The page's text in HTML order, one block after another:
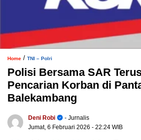
Home / TNI – Polri
Polisi Bersama SAR
Pencarian Korban di
Balekambang
Deni Robi
- Jurnalis
Jumat, 6 Februari 2026 - 22:24 WIB